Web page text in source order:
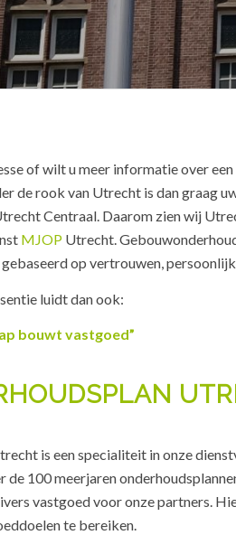
of wilt u meer informatie over
de rook van Utrecht is dan graag
Centraal. Daarom zien wij
MJOP Utrecht.
op vertrouwen,
luidt dan ook:
bouwt vastgoed”
is een specialiteit in onze
de 100 meerjaren
vastgoed voor onze partners.
te bereiken.